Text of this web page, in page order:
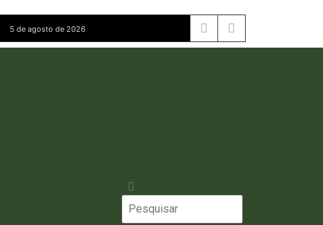
5 de agosto de 2026